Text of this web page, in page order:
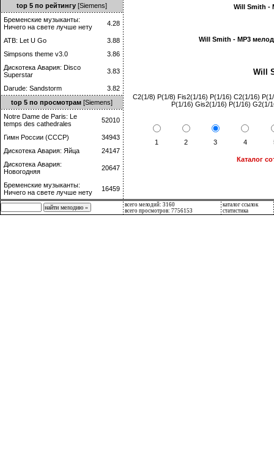
top 5 по рейтингу [Siemens]
Бременские музыканты:
Ничего на свете лучше нету
4.28
ATB: Let U Go
3.88
Simpsons theme v3.0
3.86
Дискотека Авария: Disco
Superstar
3.83
Darude: Sandstorm
3.82
top 5 по просмотрам [Siemens]
Notre Dame de Paris: Le
temps des cathedrales
52010
Гимн России (СССР)
34943
Дискотека Авария: Яйца
24147
Дискотека Авария:
Новогодняя
20647
Бременские музыканты:
Ничего на свете лучше нету
16459
Will Smith -
Will Smith - MP3
Will
C2(1/8) P(1/8) Fis2(1/16) P(1/16) C2(1/16)
P(1/16) Gis2(1/16) P(1/16) G2(1/
1 2 3 4
Каталог
всего мелодий: 3160
всего просмотров: 7756153
каталог ссылок
статистика